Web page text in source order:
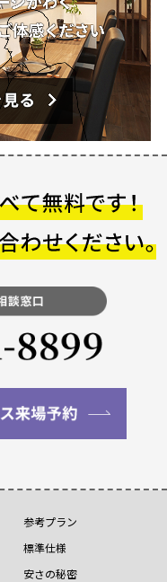
参考プラン
標準仕様
安さの秘密